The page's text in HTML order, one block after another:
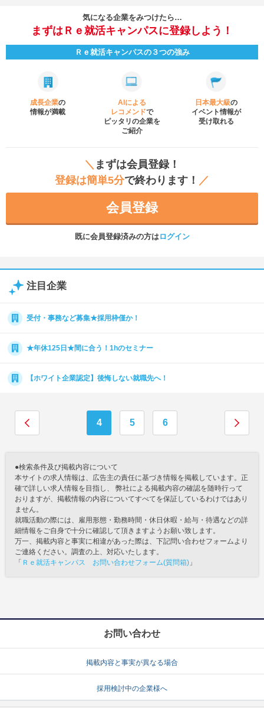
気になる企業をみつけたら…
まずはＲｅ就活キャンパスに登録しよう！
Ｒｅ就活キャンパスの３つの強み
成長企業の
情報が満載
AIによる
レコメンドで
ピッタリの企業を
ご紹介
日本最大級の
イベント情報が
受け取れる
＼ まずは会員登録！
登録は簡単5分で終わります！ ／
会員登録
既に会員登録済みの方はログイン
注目企業
受付・事務など募集★採用枠僅か！
★年休125日★間に合う！1hのセミナー
【ホワイト企業認定】後悔しない就職先へ！
4 5 6
●検索条件及び掲載内容について
本サイトの求人情報は、広告主の責任に基づき情報を掲載しています。正
確で詳しい求人情報を目指し、 弊社による掲載内容の確認を随時行って
おりますが、掲載情報の内容についてすべてを保証しているわけではあり
ません。
就職活動の際には、雇用形態・勤務時間・休日休暇・給与・待遇などの詳
細情報をご自身で十分に確認して頂きますようお願い致します。
万一、掲載内容と事実に相違があった際は、下記問い合わせフォームより
ご連絡ください。調査の上、対応いたします。
「 Ｒｅ就活キャンパス お問い合わせフォーム(質問箱) 」
お問い合わせ
掲載内容と事実が異なる場合
採用検討中の企業様へ